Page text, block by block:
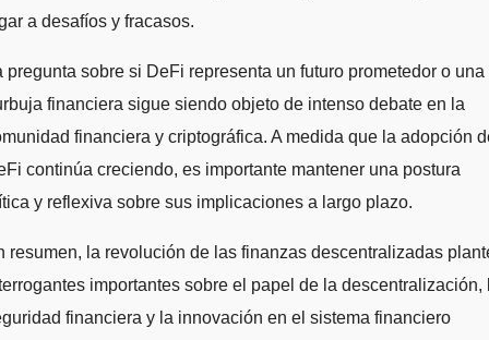
a desafíos y fracasos.
pregunta sobre si DeFi representa un futuro prometedor o una
financiera sigue siendo objeto de intenso debate en la
financiera y criptográfica. A medida que la adopción
continúa creciendo, es importante mantener una postura
y reflexiva sobre sus implicaciones a largo plazo.
resumen, la revolución de las finanzas descentralizadas
importantes sobre el papel de la descentralización,
financiera y la innovación en el sistema financiero